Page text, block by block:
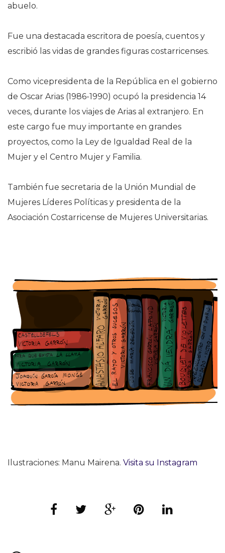
abuelo.
Fue una destacada escritora de poesía, cuentos y
escribió las vidas de grandes figuras costarricenses.
Como vicepresidenta de la República en el gobierno
de Oscar Arias (1986-1990) ocupó la presidencia 14
veces, durante los viajes de Arias al extranjero. En
este cargo fue muy importante en grandes
proyectos, como la Ley de Igualdad Real de la
Mujer y el Centro Mujer y Familia.
También fue secretaria de la Unión Mundial de
Mujeres Líderes Políticas y presidenta de la
Asociación Costarricense de Mujeres Universitarias.
Ilustraciones: Manu Mairena. Visita su Instagram